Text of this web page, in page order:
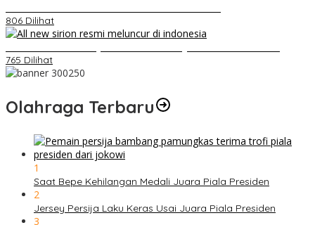
806 Dilihat
765 Dilihat
Olahraga Terbaru
1
Saat Bepe Kehilangan Medali Juara Piala Presiden
2
Jersey Persija Laku Keras Usai Juara Piala Presiden
3